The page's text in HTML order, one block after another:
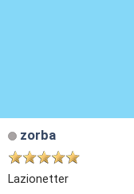
zorba
Lazionetter